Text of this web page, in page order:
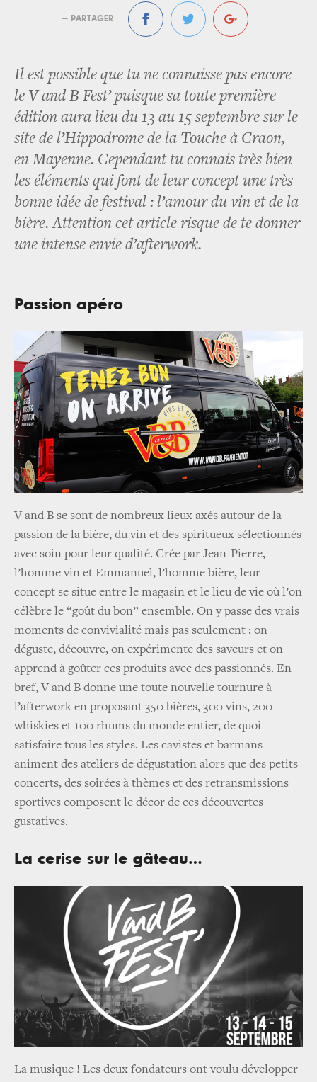
— PARTAGER
Il est possible que tu ne connaisse pas encore
le V and B Fest’ puisque sa toute première
édition aura lieu du 13 au 15 septembre sur le
site de l’Hippodrome de la Touche à Craon,
en Mayenne. Cependant tu connais très bien
les éléments qui font de leur concept une très
bonne idée de festival : l’amour du vin et de la
bière. Attention cet article risque de te donner
une intense envie d’afterwork.
Passion apéro
V and B se sont de nombreux lieux axés autour de la
passion de la bière, du vin et des spiritueux sélectionnés
avec soin pour leur qualité. Crée par Jean-Pierre,
l’homme vin et Emmanuel, l’homme bière, leur
concept se situe entre le magasin et le lieu de vie où l’on
célèbre le “goût du bon” ensemble. On y passe des vrais
moments de convivialité mais pas seulement : on
déguste, découvre, on expérimente des saveurs et on
apprend à goûter ces produits avec des passionnés. En
bref, V and B donne une toute nouvelle tournure à
l’afterwork en proposant 350 bières, 300 vins, 200
whiskies et 100 rhums du monde entier, de quoi
satisfaire tous les styles. Les cavistes et barmans
animent des ateliers de dégustation alors que des petits
concerts, des soirées à thèmes et des retransmissions
sportives composent le décor de ces découvertes
gustatives.
La cerise sur le gâteau…
La musique ! Les deux fondateurs ont voulu développer